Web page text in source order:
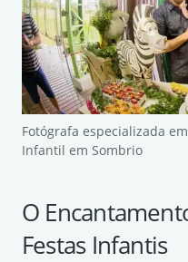
Fotógrafa especializada
Infantil em Sombrio
O
Festas Infantis